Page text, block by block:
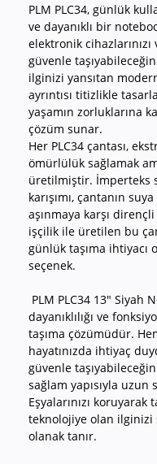
PLM PLC34, günlük
ve dayanıklı bir
elektronik cihazlarınızı
güvenle
ilginizi yansıtan
ayrıntısı titizlikle
yaşamın zorluklarına
çözüm sunar.
Her PLC34 çantası,
ömürlülük sağlamak
üretilmiştir. İmperteks
karışımı, çantanın
aşınmaya karşı
işçilik ile üretilen bu
günlük taşıma
seçenek.
PLM PLC34 13" Siyah
dayanıklılığı ve
taşıma çözümüdür.
hayatınızda ihtiyaç
güvenle
sağlam yapısıyla
Eşyalarınızı koruyarak
teknolojiye olan ilginizi
olanak tanır.